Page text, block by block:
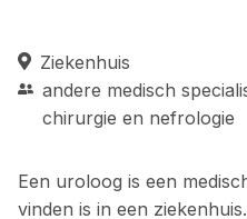
Ziekenhuis
andere medisch
chirurgie en nefrologie
Een uroloog is een
vinden is in een